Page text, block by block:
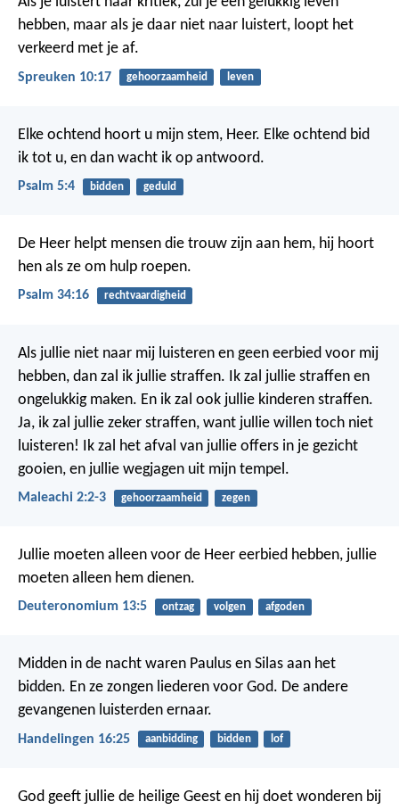
hebben, maar als je daar niet naar luistert, loopt het
verkeerd met je af.
Spreuken 10:17 gehoorzaamheid leven
Elke ochtend hoort u mijn stem, Heer. Elke ochtend bid
ik tot u, en dan wacht ik op antwoord.
Psalm 5:4 bidden geduld
De Heer helpt mensen die trouw zijn aan hem, hij hoort
hen als ze om hulp roepen.
Psalm 34:16 rechtvaardigheid
Als jullie niet naar mij luisteren en geen eerbied voor mij
hebben, dan zal ik jullie straffen. Ik zal jullie straffen en
ongelukkig maken. En ik zal ook jullie kinderen straffen.
Ja, ik zal jullie zeker straffen, want jullie willen toch niet
luisteren! Ik zal het afval van jullie offers in je gezicht
gooien, en jullie wegjagen uit mijn tempel.
Maleachi 2:2-3 gehoorzaamheid zegen
Jullie moeten alleen voor de Heer eerbied hebben, jullie
moeten alleen hem dienen.
Deuteronomium 13:5 ontzag volgen afgoden
Midden in de nacht waren Paulus en Silas aan het
bidden. En ze zongen liederen voor God. De andere
gevangenen luisterden ernaar.
Handelingen 16:25 aanbidding bidden lof
God geeft jullie de heilige Geest en hij doet wonderen bij